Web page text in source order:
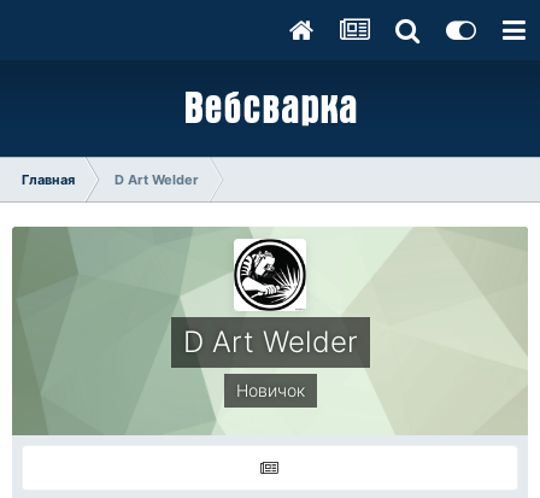
Главная D Art Welder
D Art Welder
Новичок